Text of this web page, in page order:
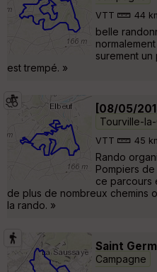
VTT 44
belle
surement
est trempé. »
[08/05/
Tourville-
VTT 45
Rando
Pompiers de
ce parcours
de plus de nombreux chemins
la rando. »
Saint
Campagne